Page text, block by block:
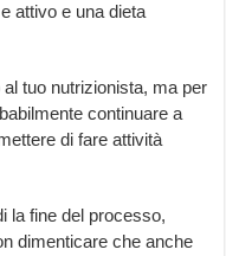
attivo e una dieta
tuo nutrizionista, ma per
continuare a
di fare attività
la fine del processo,
dimenticare che anche